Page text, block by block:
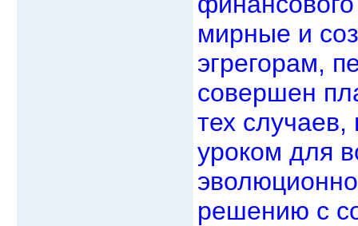
мирные и
эгрегорам,
совершен
тех
уроком для
решению с